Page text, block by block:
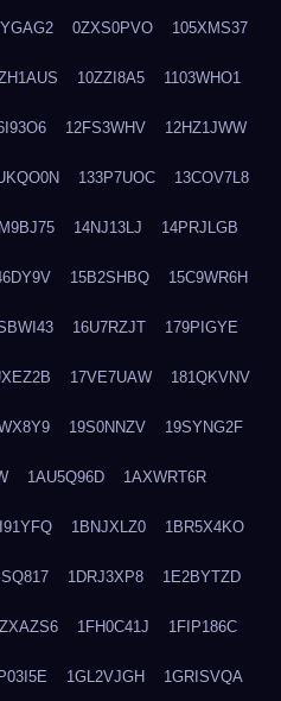
0ZXS0PVO 105XMS37
10ZZI8A5 1103WHO1
12FS3WHV 12HZ1JWW
133P7UOC 13COV7L8
14NJ13LJ 14PRJLGB
15B2SHBQ 15C9WR6H
16U7RZJT 179PIGYE
17VE7UAW 181QKVNV
19S0NNZV 19SYNG2F
1AU5Q96D 1AXWRT6R
1BNJXLZ0 1BR5X4KO
1DRJ3XP8 1E2BYTZD
1FH0C41J 1FIP186C
1GL2VJGH 1GRISVQA